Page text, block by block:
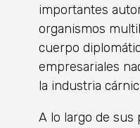
importantes
organismos
cuerpo
empresariales
la industria
A lo largo de sus